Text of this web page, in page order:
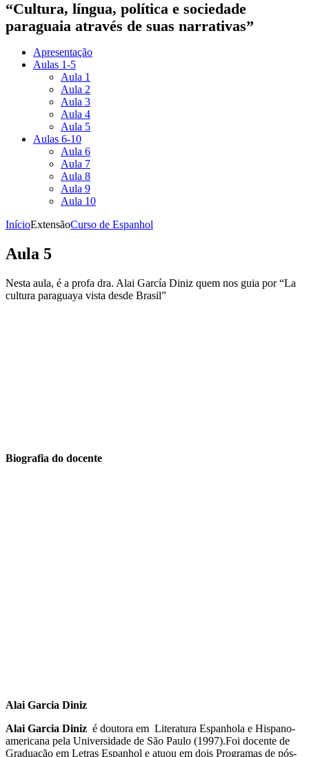
“Cultura, língua, política e sociedade
paraguaia através de suas narrativas”
Apresentação
Aulas 1-5
Aula 1
Aula 2
Aula 3
Aula 4
Aula 5
Aulas 6-10
Aula 6
Aula 7
Aula 8
Aula 9
Aula 10
InícioExtensãoCurso de Espanhol
Aula 5
Nesta aula, é a profa dra. Alai García Diniz quem nos guia por “La
cultura paraguaya vista desde Brasil”
Biografia do docente
Alai Garcia Diniz
Alai Garcia Diniz é doutora em Literatura Espanhola e Hispano-
americana pela Universidade de São Paulo (1997).Foi docente de
Graduação em Letras Espanhol e atuou em dois Programas de pós-